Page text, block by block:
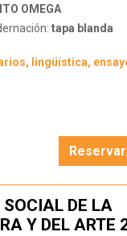
OMEGA
tapa blanda
lingüística,
SOCIAL DE LA
Y DEL ARTE